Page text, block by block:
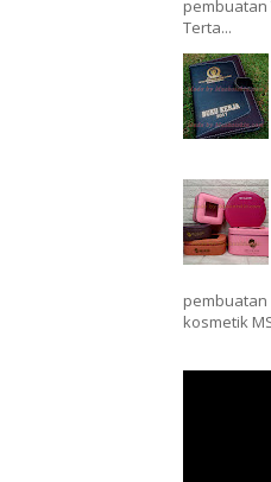
pembuatan
Terta...
kosmetik